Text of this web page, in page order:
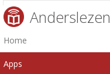
Anderslezen
Home
Apps